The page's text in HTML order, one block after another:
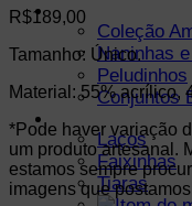
● Pelúcias
Coleção
Naninhas
Peludinhos
Conjuntos
● Acessórios ●
Laços
Faixinhas
Tiaras
R$189,00
Tamanho: Único.
Material: 55% acrílico,
*Pode haver variação
um produto artesanal.
estamos sempre
imagens que